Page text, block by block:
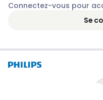
Connectez-vous pour
Se